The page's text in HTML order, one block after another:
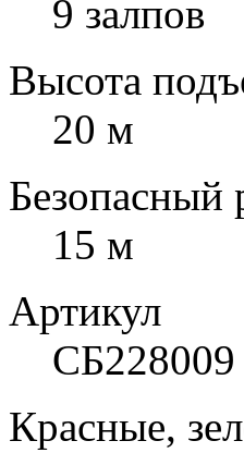
9 залпов
Высота
20 м
Безопасный
15 м
Артикул
СБ228009
Красные,